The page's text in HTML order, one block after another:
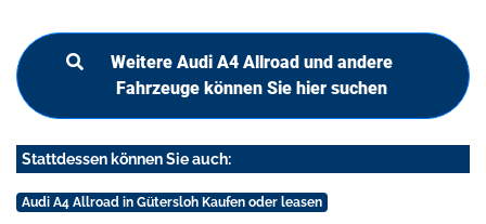
Weitere Audi A4 Allroad und andere
Fahrzeuge können Sie hier suchen
Stattdessen können Sie auch:
Audi A4 Allroad in Gütersloh Kaufen oder leasen